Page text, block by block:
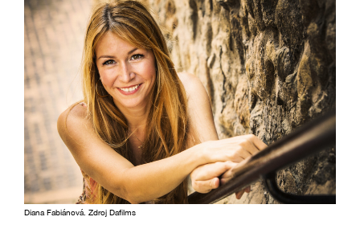
Diana Fabiánová. Zdroj Dafilms